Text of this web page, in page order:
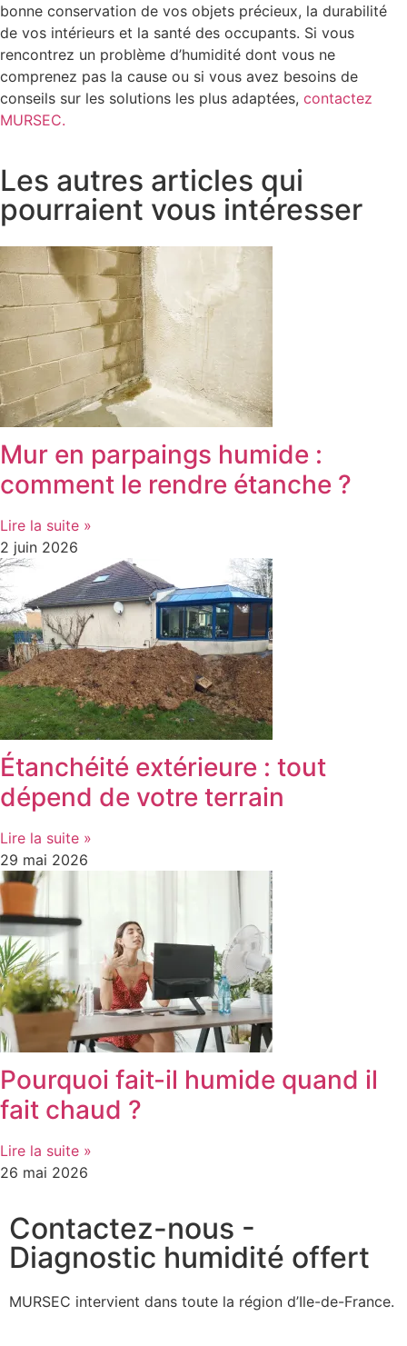
bonne conservation de vos objets précieux, la durabilité
de vos intérieurs et la santé des occupants. Si vous
rencontrez un problème d’humidité dont vous ne
comprenez pas la cause ou si vous avez besoins de
conseils sur les solutions les plus adaptées, contactez
MURSEC.
Les autres articles qui
pourraient vous intéresser
Mur en parpaings humide :
comment le rendre étanche ?
Lire la suite »
2 juin 2026
Étanchéité extérieure : tout
dépend de votre terrain
Lire la suite »
29 mai 2026
Pourquoi fait-il humide quand il
fait chaud ?
Lire la suite »
26 mai 2026
Contactez-nous -
Diagnostic humidité offert
MURSEC intervient dans toute la région d’Ile-de-France.